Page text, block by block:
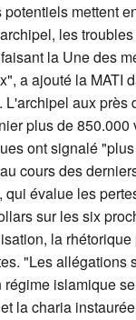
mettent
les
la Une des
a ajouté la MATI
L'archipel aux près
plus de 850.000
ont signalé
cours des
qui évalue les
sur les six
la
"Les allégations
régime islamique
la charia